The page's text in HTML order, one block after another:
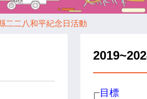
二二八和平紀念日活動
目標